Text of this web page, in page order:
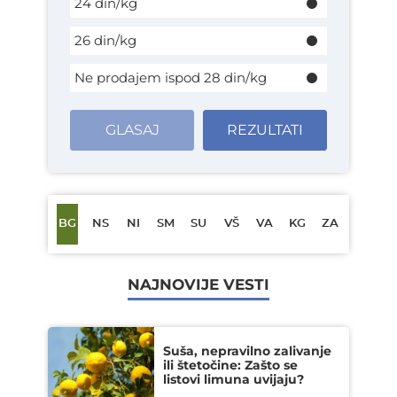
26 din/kg
Ne prodajem ispod 28 din/kg
GLASAJ REZULTATI
BG NS NI SM SU VŠ VA KG ZA
NAJNOVIJE VESTI
Suša, nepravilno zalivanje
ili štetočine: Zašto se
listovi limuna uvijaju?